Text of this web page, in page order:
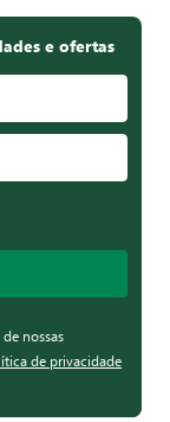
e ofertas
nossas
de privacidade